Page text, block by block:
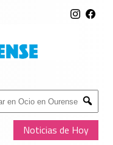
Submit
Noticias de Hoy